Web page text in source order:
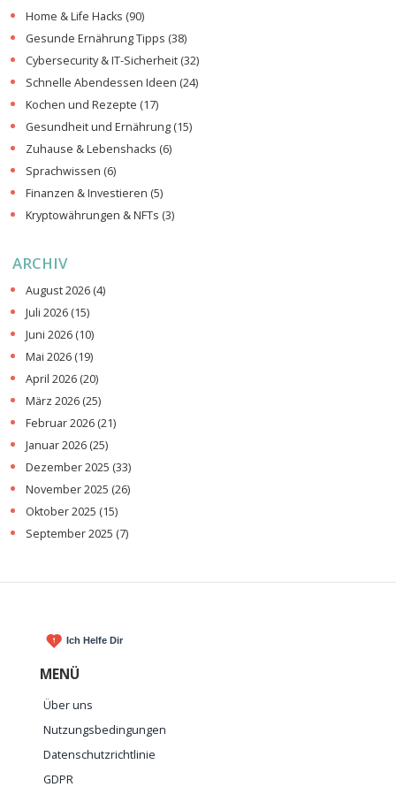
Home & Life Hacks (90)
Gesunde Ernährung Tipps (38)
Cybersecurity & IT-Sicherheit (32)
Schnelle Abendessen Ideen (24)
Kochen und Rezepte (17)
Gesundheit und Ernährung (15)
Zuhause & Lebenshacks (6)
Sprachwissen (6)
Finanzen & Investieren (5)
Kryptowährungen & NFTs (3)
ARCHIV
August 2026 (4)
Juli 2026 (15)
Juni 2026 (10)
Mai 2026 (19)
April 2026 (20)
März 2026 (25)
Februar 2026 (21)
Januar 2026 (25)
Dezember 2025 (33)
November 2025 (26)
Oktober 2025 (15)
September 2025 (7)
MENÜ
Über uns
Nutzungsbedingungen
Datenschutzrichtlinie
GDPR